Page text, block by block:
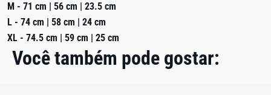
M - 71 cm | 56 cm | 23.5 cm
L - 74 cm | 58 cm | 24 cm
XL - 74.5 cm | 59 cm | 25 cm
Você também pode gostar: